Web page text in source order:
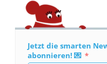
Jetzt die smarten
abonnieren! 💌